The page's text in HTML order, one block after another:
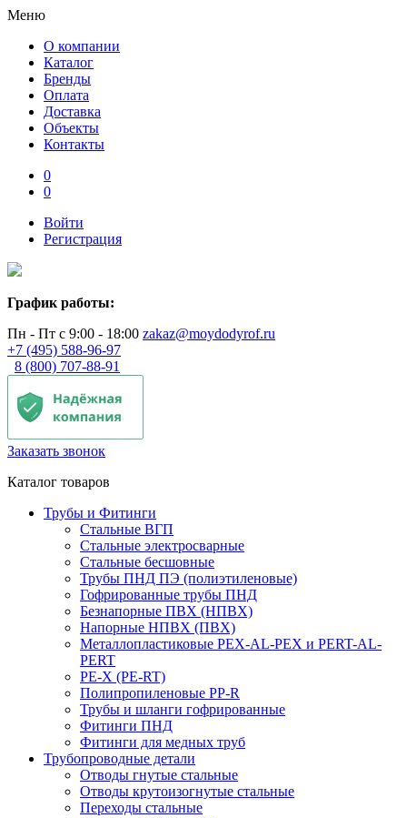
Меню
О компании
Каталог
Бренды
Оплата
Доставка
Объекты
Контакты
0
0
Войти
Регистрация
График работы:
Пн - Пт с 9:00 - 18:00 zakaz@moydodyrof.ru
+7 (495) 588-96-97
8 (800) 707-88-91
Заказать звонок
Каталог товаров
Трубы и Фитинги
Стальные ВГП
Стальные электросварные
Стальные бесшовные
Трубы ПНД ПЭ (полиэтиленовые)
Гофрированные трубы ПНД
Безнапорные ПВХ (НПВХ)
Напорные НПВХ (ПВХ)
Металлопластиковые PEX-AL-PEX и PERT-AL-
PERT
PE-X (PE-RT)
Полипропиленовые PP-R
Трубы и шланги гофрированные
Фитинги ПНД
Фитинги для медных труб
Трубопроводные детали
Отводы гнутые стальные
Отводы крутоизогнутые стальные
Переходы стальные